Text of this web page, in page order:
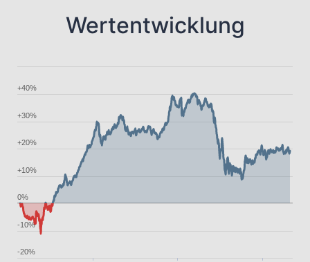
Wertentwicklung
-20%
-10%
0%
+10%
+20%
+30%
+40%